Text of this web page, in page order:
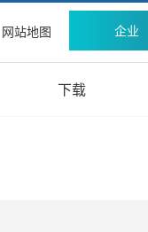
网站地图 企业
下载